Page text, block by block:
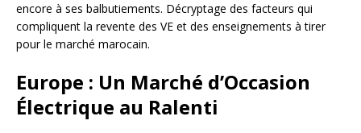
encore à ses balbutiements. Décryptage des facteurs qui
compliquent la revente des VE et des enseignements à tirer
pour le marché marocain.
Europe : Un Marché d’Occasion
Électrique au Ralenti